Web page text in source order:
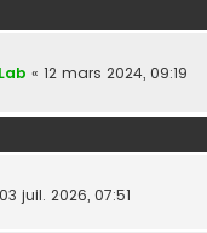
e
« 12 mars 2024, 09:19
03 juil. 2026, 07:51